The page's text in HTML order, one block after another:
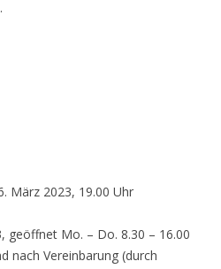
März 2023, 19.00 Uhr
geöffnet Mo. – Do. 8.30 – 16.00
nach Vereinbarung (durch